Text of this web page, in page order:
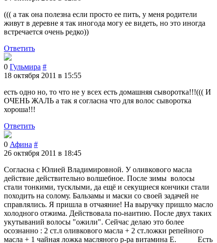
((( а так она полезна если просто ее пить, у меня родители
живут в деревне я так иногода могу ее видеть, но это иногда
встречается очень редко))
Ответить
0 Гульмира #
18 октября 2011 в 15:55
есть одно но, то что не у всех есть домашняя сыворотка!!!((( И
ОЧЕНЬ ЖАЛЬ а так я согласна что для волос сыворотка
хороша!!!
Ответить
0 Афина #
26 октября 2011 в 18:45
Согласна с Юлией Владимировной. У оливкового масла
действие действительно волшебное. После зимы волосы
стали тонкими, тусклыми, да ещё и секущиеся кончики стали
походить на солому. Бальзамы и маски со своей задачей не
справлялись. Я пришла в отчаяние! На выручку пришло масло
холодного отжима. Действовала по-наитию. После двух таких
укутываний волосы "ожили". Сейчас делаю это более
осознанно : 2 ст.л оливкового масла + 2 ст.ложки репейного
масла + 1 чайная ложка масляного р-ра витамина Е. Есть